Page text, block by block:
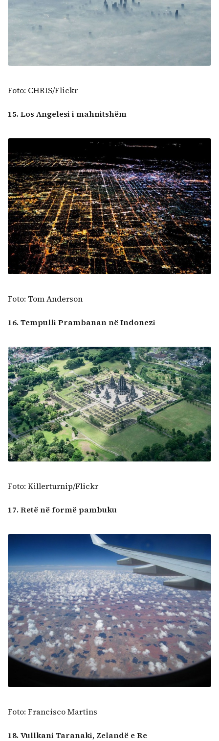
Foto: CHRIS/Flickr
15. Los Angelesi i mahnitshëm
Foto: Tom Anderson
16. Tempulli Prambanan në Indonezi
Foto: Killerturnip/Flickr
17. Retë në formë pambuku
Foto: Francisco Martins
18. Vullkani Taranaki, Zelandë e Re